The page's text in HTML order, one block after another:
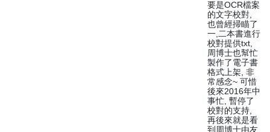
要是OCR檔案
的文字校對,
也曾經掃瞄了
一,二本書進行
校對提供txt,
周博士也幫忙
製作了電子書
格式上架, 非
常感念~ 可惜
後來2016年中
事忙, 暫停了
校對的支持,
再後來就是看
到周博士由友